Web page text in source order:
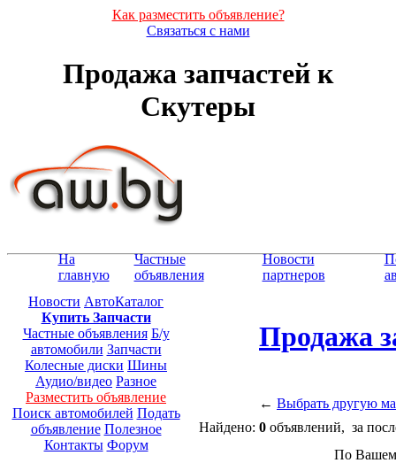
Как разместить объявление?
Связаться с нами
Продажа запчастей к
Скутеры
На
главную
Частные
объявления
Новости
партнеров
Новости АвтоКаталог
Купить Запчасти
Частные объявления Б/у
автомобили Запчасти
Колесные диски Шины
Аудио/видео Разное
Разместить объявление
Поиск автомобилей Подать
объявление Полезное
Контакты Форум
Продажа
← Выбрать другую
Найдено: 0объявлений, за
По